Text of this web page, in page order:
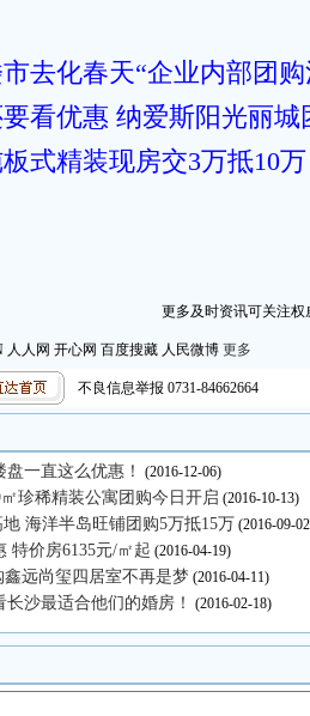
去化春天“企业内部团
看优惠 纳爱斯阳光丽城
式精装现房交3万抵10万
更多及时资讯可关注
人人网 开心网 百度搜藏 人民微博 更多
不良信息举报 0731-84662664
盘一直这么优惠！ (2016-12-06)
珍稀精装公寓团购今日开启 (2016-10-13)
地 海洋半岛旺铺团购5万抵15万 (2016-09-
特价房6135元/㎡起 (2016-04-19)
鑫远尚玺四居室不再是梦 (2016-04-11)
沙最适合他们的婚房！ (2016-02-18)